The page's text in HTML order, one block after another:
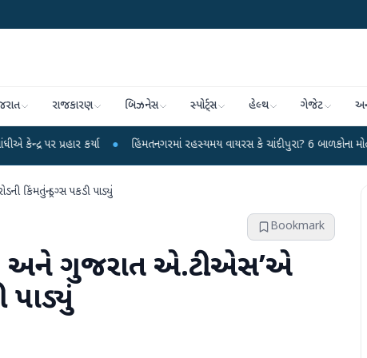
રાજકારણ બિઝનેસ સ્પોર્ટ્સ હેલ્થ ગેજેટ
કર્યા ● હિંમતનગરમાં રહસ્યમય વાયરસ કે ચાંદીપુરા? 6 બાળકોના મોતથી ફફડાટ ●
કિંમતનું ડ્રગ્સ પકડી પાડ્યું
Bookmark
અને ગુજરાત એ.ટી.એસ’એ
પાડ્યું